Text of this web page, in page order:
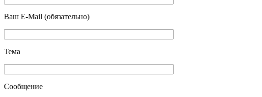
Ваш E-Mail (обязательно)
Тема
Сообщение